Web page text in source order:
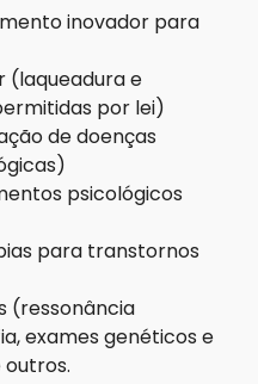
inovador para
(laqueadura e
por lei)
de doenças
psicológicos
para transtornos
(ressonância
exames genéticos e